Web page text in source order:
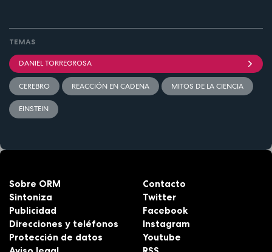
TEMAS
DANIEL TORREGROSA
CEREBRO REACCIÓN EN CADENA MITOS DE LA CIENCIA
EINSTEIN
Sobre ORM
Sintoniza
Publicidad
Direcciones y teléfonos
Protección de datos
Contacto
Twitter
Facebook
Instagram
Youtube